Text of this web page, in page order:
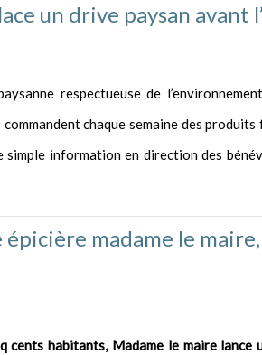
un drive paysan avant
respectueuse de
chaque semaine des
simple information en direction des
épicière madame le
cents habitants, Madame le maire